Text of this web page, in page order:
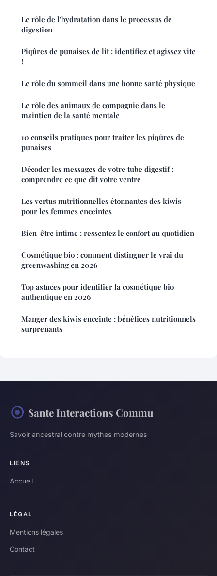
Le rôle de l'hydratation dans le processus de
digestion
Piqûres de punaises de lit : identifiez et agissez vite
!
Le rôle du sommeil dans une bonne santé physique
Le rôle des animaux de compagnie dans le
maintien de la santé mentale
10 conseils pratiques pour traiter les piqûres de
punaises
Décoder les messages de votre tube digestif :
comprendre ce que dit votre ventre
Les vertus nutritionnelles étonnantes des kiwis
pour les femmes enceintes
Bien-être intime : ressentez le confort au quotidien
Cosmétique bio : comment distinguer le vrai du
greenwashing en 2026
Top astuces pour identifier la cosmétique bio
authentique en 2026
Manger des kiwis enceinte : bénéfices nutritionnels
surprenants
Sante Interactions Commu
Savoir ancestral contre mythes modernes
LIENS
Accueil
LÉGAL
Mentions légales
Contact